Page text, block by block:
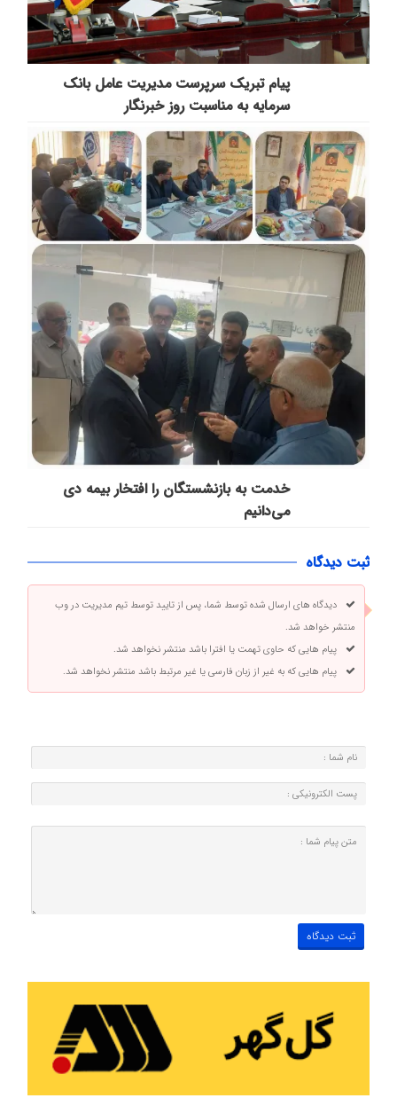
پیام تبریک سرپرست مدیریت عامل بانک
سرمایه به مناسبت روز خبرنگار
خدمت به بازنشستگان‌ را افتخار بیمه دی
می‌دانیم
ثبت دیدگاه
دیدگاه های ارسال شده توسط شما، پس از تایید توسط تیم مدیریت در وب
منتشر خواهد شد.
پیام هایی که حاوی تهمت یا افترا باشد منتشر نخواهد شد.
پیام هایی که به غیر از زبان فارسی یا غیر مرتبط باشد منتشر نخواهد شد.